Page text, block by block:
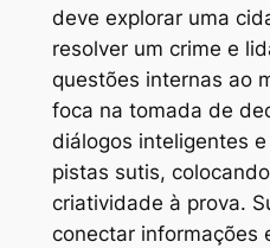
deve explorar uma
resolver um crime e
questões internas ao
foca na tomada de
diálogos inteligentes
pistas sutis,
criatividade à prova.
conectar informações